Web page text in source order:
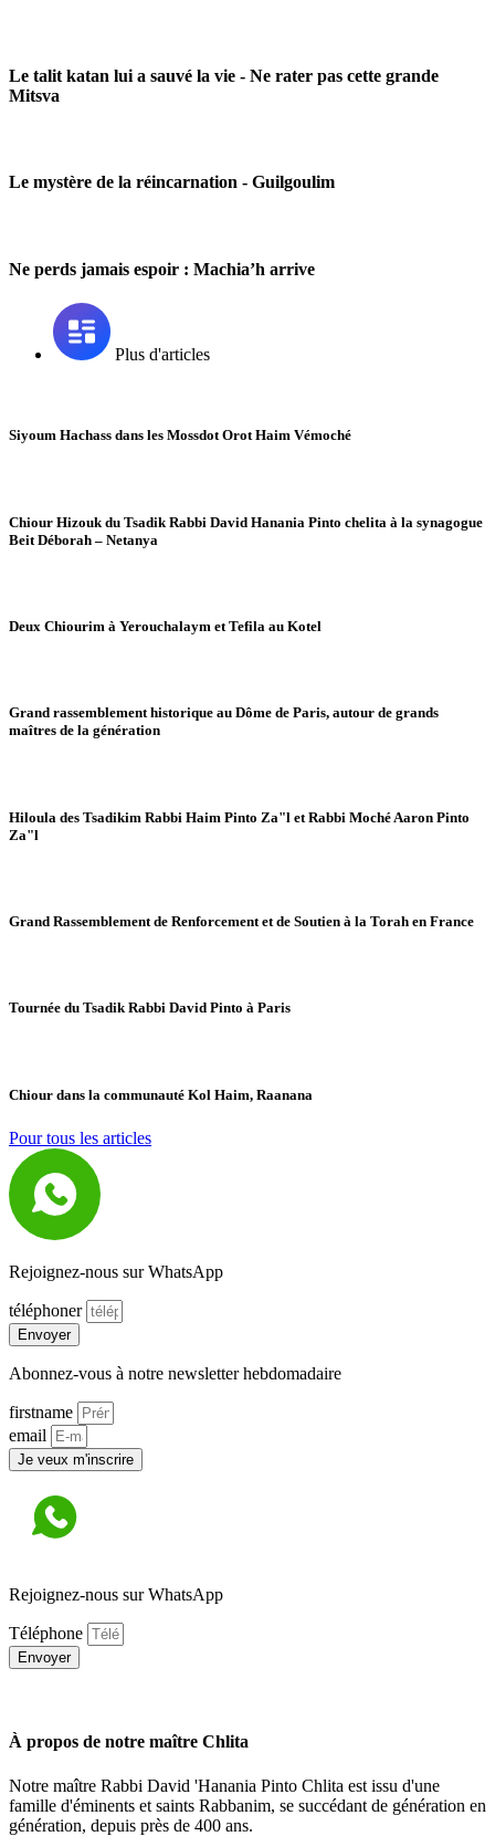
Le talit katan lui a sauvé la vie - Ne rater pas cette grande
Mitsva
Le mystère de la réincarnation - Guilgoulim
Ne perds jamais espoir : Machia’h arrive
Plus d'articles
Siyoum Hachass dans les Mossdot Orot Haim Vémoché
Chiour Hizouk du Tsadik Rabbi David Hanania Pinto chelita à la synagogue
Beit Déborah – Netanya
Deux Chiourim à Yerouchalaym et Tefila au Kotel
Grand rassemblement historique au Dôme de Paris, autour de grands
maîtres de la génération
Hiloula des Tsadikim Rabbi Haim Pinto Za"l et Rabbi Moché Aaron Pinto
Za"l
Grand Rassemblement de Renforcement et de Soutien à la Torah en France
Tournée du Tsadik Rabbi David Pinto à Paris
Chiour dans la communauté Kol Haim, Raanana
Pour tous les articles
Rejoignez-nous sur WhatsApp
téléphoner
Envoyer
Abonnez-vous à notre newsletter hebdomadaire
firstname
email
Je veux m'inscrire
Rejoignez-nous sur WhatsApp
Téléphone
Envoyer
À propos de notre maître Chlita
Notre maître Rabbi David 'Hanania Pinto Chlita est issu d'une
famille d'éminents et saints Rabbanim, se succédant de génération en
génération, depuis près de 400 ans.